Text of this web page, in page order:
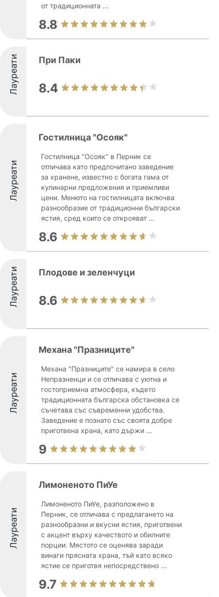
от традиционната ...
8.8
Лауреати При Паки
8.4
Лауреати
Гостилница "Осояк"
Гостилница "Осояк" в Перник се
отличава като предпочитано заведение
за хранене, известно с богата гама от
кулинарни предложения и приемливи
цени. Менюто на гостилницата включва
разнообразие от традиционни български
ястия, сред които се открояват ...
8.6
Лауреати Плодове и зеленчуци
8.6
Лауреати
Механа "Празниците"
Механа "Празниците" се намира в село
Непразненци и се отличава с уютна и
гостоприемна атмосфера, където
традиционната българска обстановка се
съчетава със съвременни удобства.
Заведение е познато със своята добре
приготвена храна, като държи ...
9
Лауреати
Лимоненото ПиУе
Лимоненото ПиУе, разположено в
Перник, се отличава с предлагането на
разнообразни и вкусни ястия, приготвени
с акцент върху качеството и обилните
порции. Мястото се оценява заради
винаги прясната храна, тъй като всяко
ястие се приготвя непосредствено ...
9.7